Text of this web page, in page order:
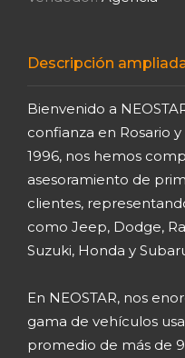
Descripción
Bienvenido a
confianza en Rosario
1996, nos hemos
asesoramiento de
clientes,
como Jeep, Dodge,
Suzuki, Honda y
En NEOSTAR, nos
gama de vehículos
promedio de más de